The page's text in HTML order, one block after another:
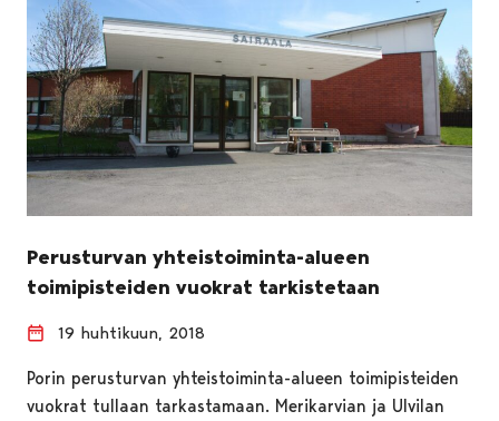
Perusturvan yhteistoiminta-alueen
toimipisteiden vuokrat tarkistetaan
19 huhtikuun, 2018
Porin perusturvan yhteistoiminta-alueen toimipisteiden
vuokrat tullaan tarkastamaan. Merikarvian ja Ulvilan